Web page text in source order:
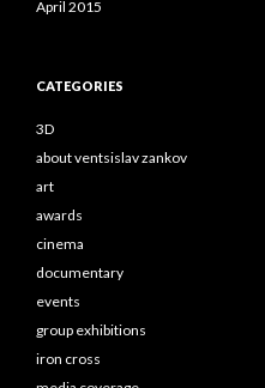
April 2015
CATEGORIES
3D
about ventsislav zankov
art
awards
cinema
documentary
events
group exhibitions
iron cross